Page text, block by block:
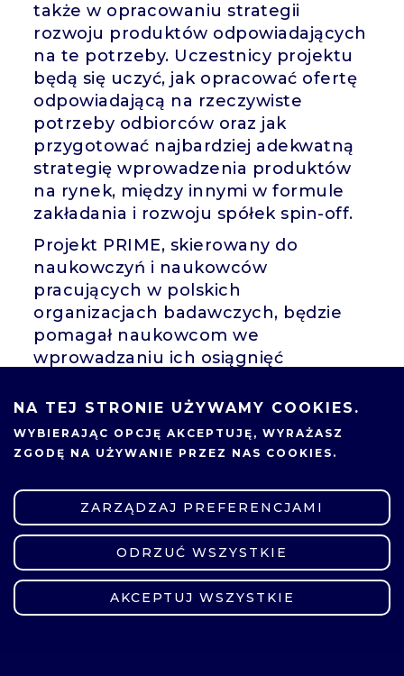
także w opracowaniu strategii
rozwoju produktów odpowiadających
na te potrzeby. Uczestnicy projektu
będą się uczyć, jak opracować ofertę
odpowiadającą na rzeczywiste
potrzeby odbiorców oraz jak
przygotować najbardziej adekwatną
strategię wprowadzenia produktów
na rynek, między innymi w formule
zakładania i rozwoju spółek spin-off.
Projekt PRIME, skierowany do
naukowczyń i naukowców
pracujących w polskich
organizacjach badawczych, będzie
pomagał naukowcom we
wprowadzaniu ich osiągnięć
projektu mogą organizacje z całej
Polski.
Ramowy program spotkania:
11.00 – Powitanie i wprowadzenie
Główne założenia Projektu PRIME
Zasady finansowania projektu
Dokumentacja konkursowa i
sposób składania wniosków
NA TEJ STRONIE UŻYWAMY COOKIES.
WYBIERAJĄC OPCJĘ AKCEPTUJĘ , WYRAŻASZ
ZGODĘ NA UŻYWANIE PRZEZ NAS COOKIES.
ZARZĄDZAJ PREFERENCJAMI
ODRZUĆ WSZYSTKIE
AKCEPTUJ WSZYSTKIE
ZMIEŃ USTAWIENIA